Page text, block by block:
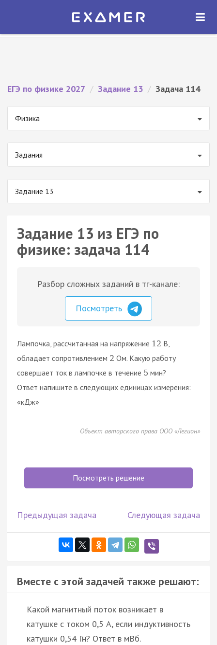
Экзамер — ЕГЭ 2027
ОТКРЫТЬ
ЕГЭ по физике 2027 / Задание 13 / Задача 114
Физика
Задания
Задание 13
Задание 13 из ЕГЭ по
физике: задача 114
Разбор сложных заданий в тг-канале:
Посмотреть
Лампочка, рассчитанная на напряжение 12 В,
обладает сопротивлением 2 Ом. Какую работу
совершает ток в лампочке в течение 5 мин?
Ответ напишите в следующих единицах измерения:
«кДж»
Объект авторского права ООО «Легион»
Посмотреть решение
Предыдущая задача Следующая задача
Вместе с этой задачей также решают:
Какой магнитный поток возникает в
катушке с током 0,5 А, если индуктивность
катушки 0,54 Гн? Ответ в мВб.